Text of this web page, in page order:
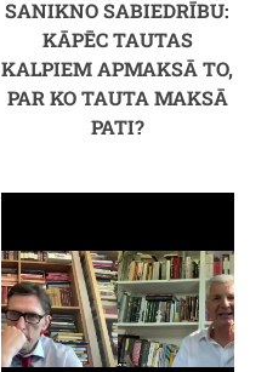
SANIKNO SABIEDRĪBU:
KĀPĒC TAUTAS
KALPIEM APMAKSĀ TO,
PAR KO TAUTA MAKSĀ
PATI?